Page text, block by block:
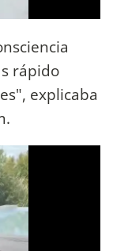
rápido
explicaba